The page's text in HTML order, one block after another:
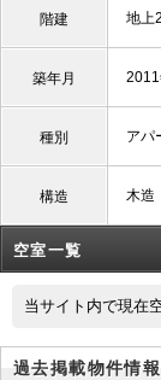
階建 地上
築年月 2011
種別 アパ
構造 木造
空室一覧
当サイト内で現在
過去掲載物件情報